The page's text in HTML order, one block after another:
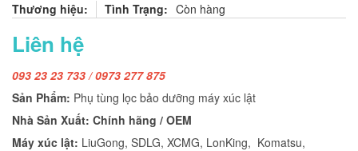
Thương hiệu: Tình Trạng: Còn hàng
Liên hệ
093 23 23 733 / 0973 277 875
Sản Phẩm: Phụ tùng lọc bảo dưỡng máy xúc lật
Nhà Sản Xuất: Chính hãng / OEM
Máy xúc lật: LiuGong, SDLG, XCMG, LonKing, Komatsu,